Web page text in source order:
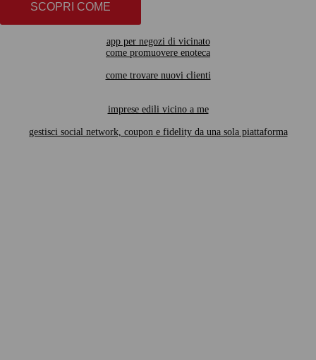
SCOPRI COME
app per negozi di vicinato
come promuovere enoteca
come trovare nuovi clienti
imprese edili vicino a me
gestisci social network, coupon e fidelity da una sola piattaforma